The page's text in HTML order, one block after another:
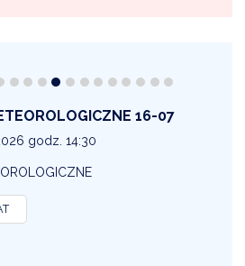
16-07
godz. 14:30